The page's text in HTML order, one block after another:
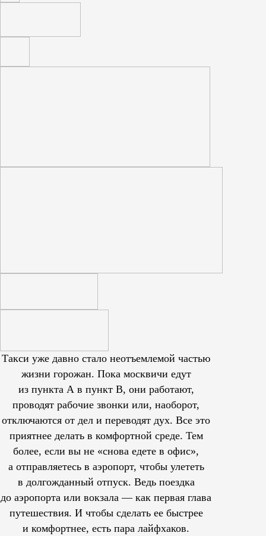
Такси уже давно стало неотъемлемой частью
жизни горожан. Пока москвичи едут
из пункта А в пункт В, они работают,
проводят рабочие звонки или, наоборот,
отключаются от дел и переводят дух. Все это
приятнее делать в комфортной среде. Тем
более, если вы не «снова едете в офис»,
а отправляетесь в аэропорт, чтобы улететь
в долгожданный отпуск. Ведь поездка
до аэропорта или вокзала — как первая глава
путешествия. И чтобы сделать ее быстрее
и комфортнее, есть пара лайфхаков.